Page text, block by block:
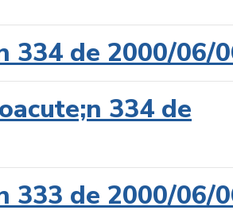
334 de 2000/06/
334 de
333 de 2000/06/